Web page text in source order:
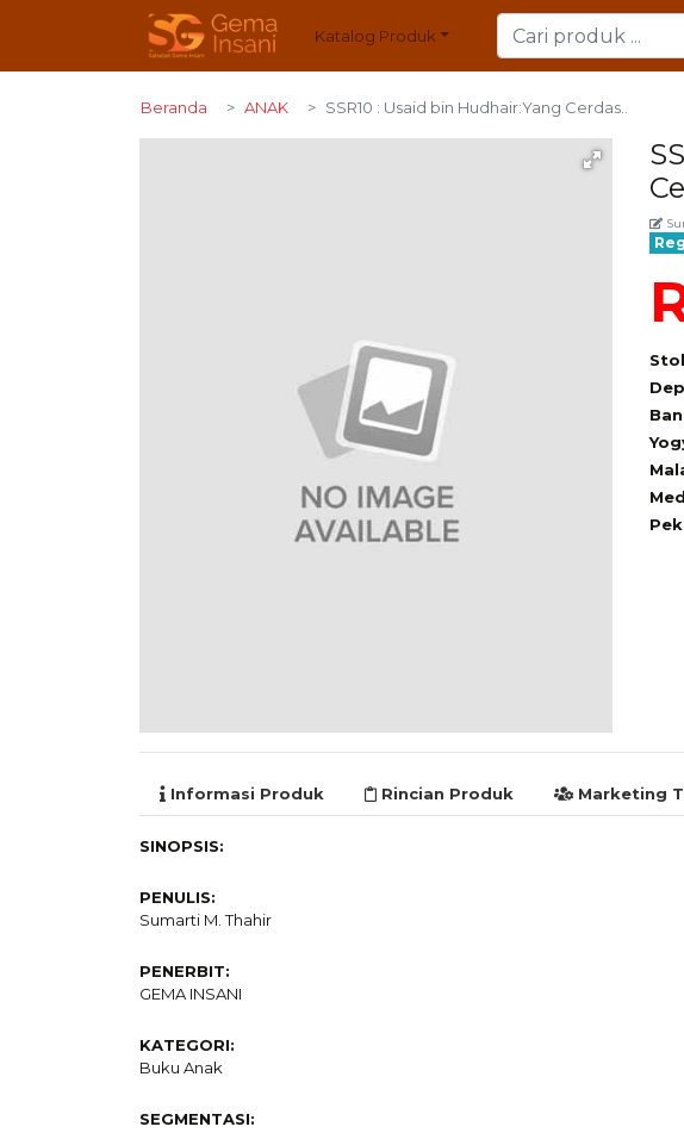
Katalog Produk
Beranda ANAK SSR10 : Usaid bin Hudhair:Yang Cerdas..
Informasi Produk Rincian Produk Marketing
SINOPSIS:
PENULIS:
Sumarti M. Thahir
PENERBIT:
GEMA INSANI
KATEGORI:
Buku Anak
SEGMENTASI: